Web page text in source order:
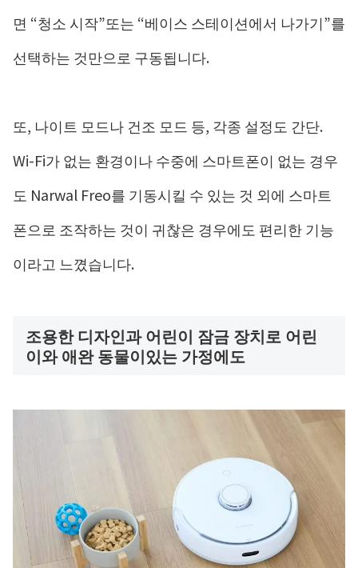
면 “청소 시작”또는 “베이스 스테이션에서 나가기”를
선택하는 것만으로 구동됩니다.
또, 나이트 모드나 건조 모드 등, 각종 설정도 간단.
Wi-Fi가 없는 환경이나 수중에 스마트폰이 없는 경우
도 Narwal Freo를 기동시킬 수 있는 것 외에 스마트
폰으로 조작하는 것이 귀찮은 경우에도 편리한 기능
이라고 느꼈습니다.
조용한 디자인과 어린이 잠금 장치로 어린
이와 애완 동물이있는 가정에도